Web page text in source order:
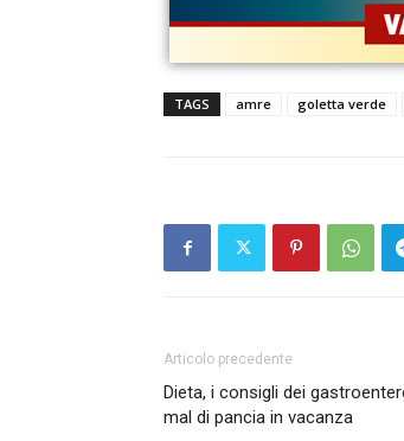
TAGS amre goletta verde
Articolo precedente
Dieta, i consigli dei
mal di pancia in vacanza